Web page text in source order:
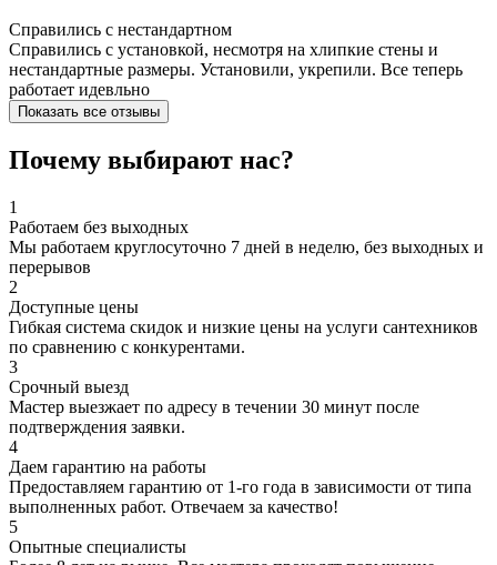
Справились с нестандартном
Справились с установкой, несмотря на хлипкие стены и
нестандартные размеры. Установили, укрепили. Все теперь
работает идевльно
Показать все отзывы
Почему выбирают нас?
1
Работаем без выходных
Мы работаем круглосуточно 7 дней в неделю, без выходных и
перерывов
2
Доступные цены
Гибкая система скидок и низкие цены на услуги сантехников
по сравнению с конкурентами.
3
Срочный выезд
Мастер выезжает по адресу в течении 30 минут после
подтверждения заявки.
4
Даем гарантию на работы
Предоставляем гарантию от 1-го года в зависимости от типа
выполненных работ. Отвечаем за качество!
5
Опытные специалисты